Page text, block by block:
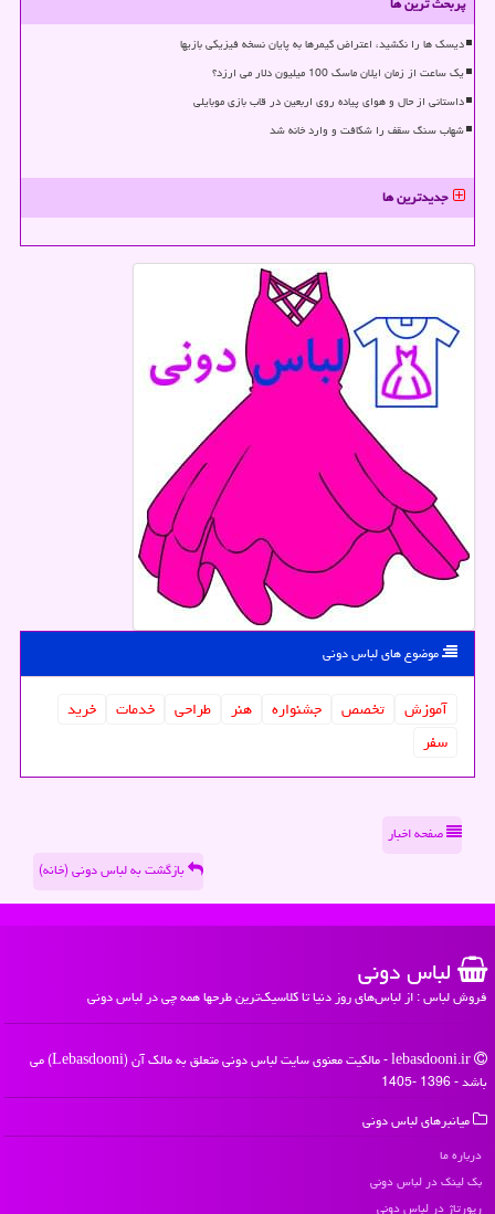
دیسک ها را نکشید، اعتراض گیمرها به پایان نسخه فیزیکی بازیها
یک ساعت از زمان ایلان ماسک 100 میلیون دلار می ارزد؟
داستانی از حال و هوای پیاده روی اربعین در قاب بازی موبایلی
شهاب سنگ سقف را شکافت و وارد خانه شد
جدیدترین ها
موضوع های لباس دونی
آموزش تخصص جشنواره هنر طراحی خدمات
خرید
سفر
صفحه اخبار
بازگشت به لباس دونی (خانه)
لباس دونی
فروش لباس : از لباس‌های روز دنیا تا کلاسیک‌ترین طرحها همه چی در لباس دونی
lebasdooni.ir - مالکیت معنوی سایت لباس دونی متعلق به مالک آن (Lebasdooni) می
باشد - 1396 -1405
میانبرهای لباس دونی
درباره ما
بک لینک در لباس دونی
رپورتاژ در لباس دونی